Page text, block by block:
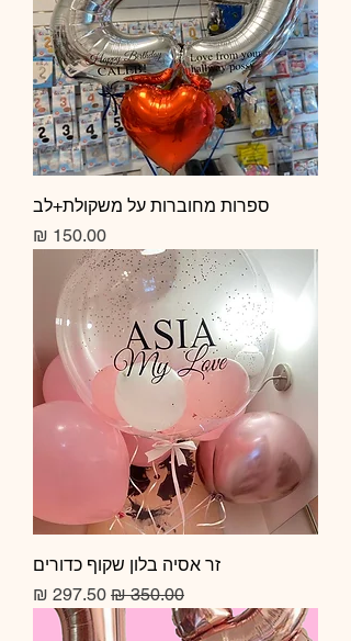
ספרות מחוברות על משקולת+לב
מחיר
זר אסיה בלון שקוף כדורים
מחיר רגיל מחיר מבצע